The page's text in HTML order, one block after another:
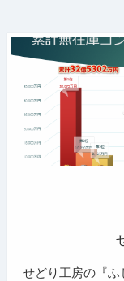
せどり工房の『ふ